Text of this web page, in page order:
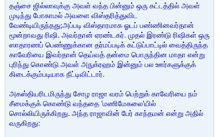
தஞ்சை ஜில்லாவுக்கு அவள் வந்த பின்னும் ஒரு கட்டத்தில் அவள்
முடிந்து போகாமல் அவளை விஸ்தரித்துவிட
வேண்டியிருந்தது;அப்படி விஸ்தாரமாக ஓடப் பண்ணினவர்தான்
மூன்றாவது ரிஷி. அவர்தான் ஏரண்டகர். முதல் இரண்டு ரிஷிகள் ஒரு
ஸாதாரணப் பெண்ணுக்கான தர்மப்படிக் கட்டுப்பாட்டில் வைத்திருந்த
காவேரியை இவர்தான் தெய்வத் தன்மை பொருந்தின மாதா என்று
புரிந்து கொண்டு அவள் அநுக்ரஹம் இன்னும் பல ஊர்களுக்குக்
கிடைக்கும்படியாக நீட்டிவிட்டார்.
அகஸ்தியரிடமிருந்து சோழ ராஜா வரம் பெற்றுக் காவேரியை நம்
சீமைக்குக் கொண்டு வந்ததை 'மணிமேகலை'யில்
சொல்லியிருக்கிறது. அந்த ராஜாவின் பேர் காந்தமன் என்று அதில்
வருகிறது: